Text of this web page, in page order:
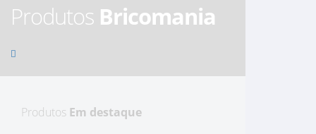
Produtos Bricomania
Produtos Em destaque